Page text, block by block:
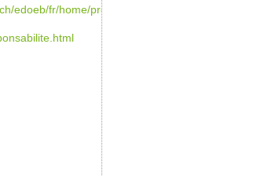
edoeb/fr/home/protection-